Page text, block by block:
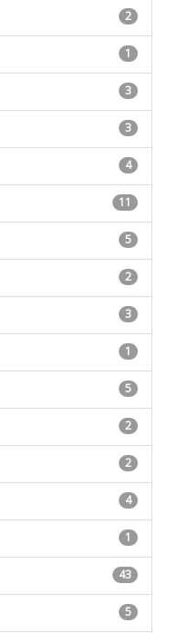
2
1
3
3
4
11
5
2
3
1
5
2
2
4
1
43
5